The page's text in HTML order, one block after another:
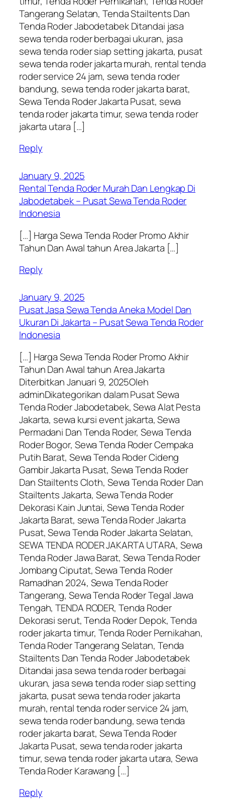
Tangerang Selatan, Tenda Stailtents Dan
Tenda Roder Jabodetabek Ditandai jasa
sewa tenda roder berbagai ukuran, jasa
sewa tenda roder siap setting jakarta, pusat
sewa tenda roder jakarta murah, rental tenda
roder service 24 jam, sewa tenda roder
bandung, sewa tenda roder jakarta barat,
Sewa Tenda Roder Jakarta Pusat, sewa
tenda roder jakarta timur, sewa tenda roder
jakarta utara […]
Reply
January 9, 2025
Rental Tenda Roder Murah Dan Lengkap Di
Jabodetabek – Pusat Sewa Tenda Roder
Indonesia
[…] Harga Sewa Tenda Roder Promo Akhir
Tahun Dan Awal tahun Area Jakarta […]
Reply
January 9, 2025
Pusat Jasa Sewa Tenda Aneka Model Dan
Ukuran Di Jakarta – Pusat Sewa Tenda Roder
Indonesia
[…] Harga Sewa Tenda Roder Promo Akhir
Tahun Dan Awal tahun Area Jakarta
Diterbitkan Januari 9, 2025Oleh
adminDikategorikan dalam Pusat Sewa
Tenda Roder Jabodetabek, Sewa Alat Pesta
Jakarta, sewa kursi event jakarta, Sewa
Permadani Dan Tenda Roder, Sewa Tenda
Roder Bogor, Sewa Tenda Roder Cempaka
Putih Barat, Sewa Tenda Roder Cideng
Gambir Jakarta Pusat, Sewa Tenda Roder
Dan Stailtents Cloth, Sewa Tenda Roder Dan
Stailtents Jakarta, Sewa Tenda Roder
Dekorasi Kain Juntai, Sewa Tenda Roder
Jakarta Barat, sewa Tenda Roder Jakarta
Pusat, Sewa Tenda Roder Jakarta Selatan,
SEWA TENDA RODER JAKARTA UTARA, Sewa
Tenda Roder Jawa Barat, Sewa Tenda Roder
Jombang Ciputat, Sewa Tenda Roder
Ramadhan 2024, Sewa Tenda Roder
Tangerang, Sewa Tenda Roder Tegal Jawa
Tengah, TENDA RODER, Tenda Roder
Dekorasi serut, Tenda Roder Depok, Tenda
roder jakarta timur, Tenda Roder Pernikahan,
Tenda Roder Tangerang Selatan, Tenda
Stailtents Dan Tenda Roder Jabodetabek
Ditandai jasa sewa tenda roder berbagai
ukuran, jasa sewa tenda roder siap setting
jakarta, pusat sewa tenda roder jakarta
murah, rental tenda roder service 24 jam,
sewa tenda roder bandung, sewa tenda
roder jakarta barat, Sewa Tenda Roder
Jakarta Pusat, sewa tenda roder jakarta
timur, sewa tenda roder jakarta utara, Sewa
Tenda Roder Karawang […]
Reply